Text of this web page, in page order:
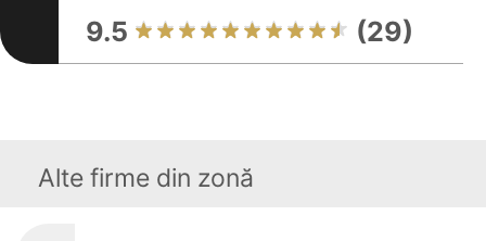
9.5 (29)
Alte firme din zonă